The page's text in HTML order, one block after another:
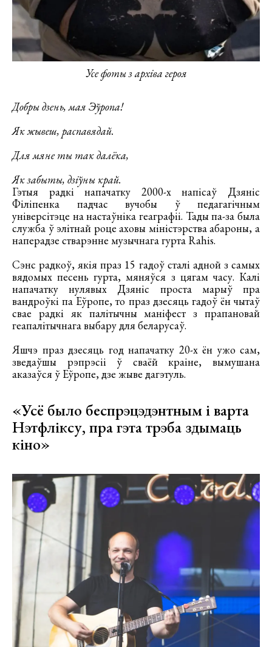
Усе фоты з архіва героя
Добры дзень, мая Эўропа!
Як жывеш, распавядай.
Для мяне ты так далёка,
Як забыты, дзіўны край.
Гэтыя радкі напачатку 2000-х напісаў Дзяніс
Філіпенка падчас вучобы ў педагагічным
універсітэце на настаўніка геаграфіі. Тады па-за была
служба ў элітнай роце аховы міністэрства абароны, а
наперадзе стварэнне музычнага гурта Rahis.
Сэнс радкоў, якія праз 15 гадоў сталі адной з самых
вядомых песень гурта, мяняўся з цягам часу. Калі
напачатку нулявых Дзяніс проста марыў пра
вандроўкі па Еўропе, то праз дзесяць гадоў ён чытаў
свае радкі як палітычны маніфест з прапановай
геапалітычнага выбару для беларусаў.
Яшчэ праз дзесяць год напачатку 20-х ён ужо сам,
зведаўшы рэпрэсіі ў сваёй краіне, вымушана
аказаўся ў Еўропе, дзе жыве дагэтуль.
«Усё было беспрэцэдэнтным і варта
Нэтфліксу, пра гэта трэба здымаць
кіно»